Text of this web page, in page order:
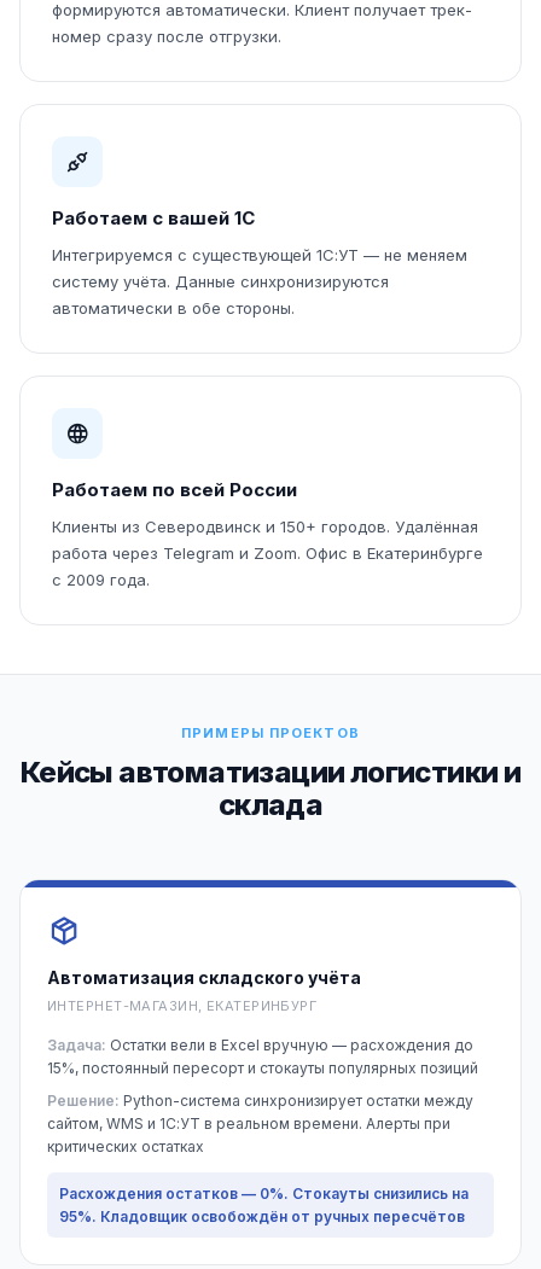
формируются автоматически. Клиент получает трек-
номер сразу после отгрузки.
Работаем с вашей 1С
Интегрируемся с существующей 1С:УТ — не меняем
систему учёта. Данные синхронизируются
автоматически в обе стороны.
Работаем по всей России
Клиенты из Северодвинск и 150+ городов. Удалённая
работа через Telegram и Zoom. Офис в Екатеринбурге
с 2009 года.
ПРИМЕРЫ ПРОЕКТОВ
Кейсы автоматизации логистики и
склада
Автоматизация складского учёта
ИНТЕРНЕТ-МАГАЗИН, ЕКАТЕРИНБУРГ
Задача: Остатки вели в Excel вручную — расхождения до
15%, постоянный пересорт и стокауты популярных позиций
Решение: Python-система синхронизирует остатки между
сайтом, WMS и 1С:УТ в реальном времени. Алерты при
критических остатках
Расхождения остатков — 0%. Стокауты снизились на
95%. Кладовщик освобождён от ручных пересчётов